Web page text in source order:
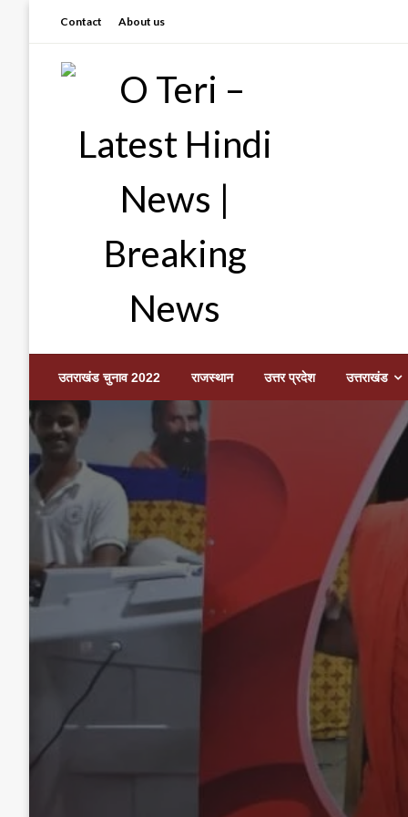
Contact About us
O Teri – Latest Hindi
उतराखंड चुनाव 2022 राजस्थान उत्तर प्रदेश उत्तराखंड